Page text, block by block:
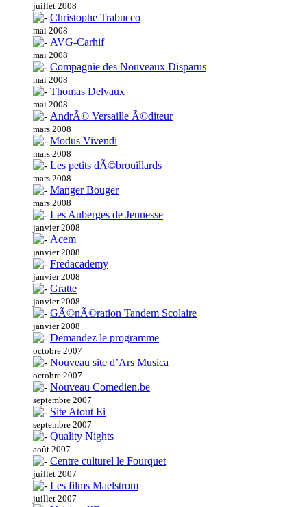
juillet 2008
Christophe Trabucco
mai 2008
AVG-Carhif
mai 2008
Compagnie des Nouveaux Disparus
mai 2008
Thomas Delvaux
mai 2008
AndrÃ© Versaille Ã©diteur
mars 2008
Modus Vivendi
mars 2008
Les petits dÃ©brouillards
mars 2008
Manger Bouger
mars 2008
Les Auberges de Jeunesse
janvier 2008
Acem
janvier 2008
Fredacademy
janvier 2008
Gratte
janvier 2008
GÃ©nÃ©ration Tandem Scolaire
janvier 2008
Demandez le programme
octobre 2007
Nouveau site d’Ars Musica
octobre 2007
Nouveau Comedien.be
septembre 2007
Site Atout Ei
septembre 2007
Quality Nights
août 2007
Centre culturel le Fourquet
juillet 2007
Les films Maelstrom
juillet 2007